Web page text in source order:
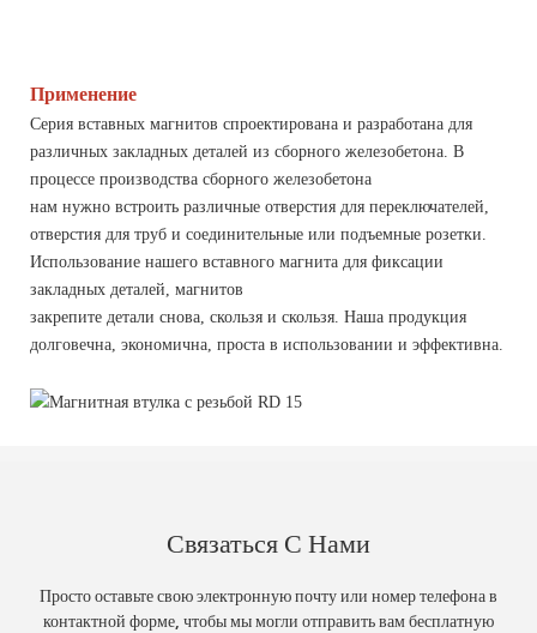
Применение
Серия вставных магнитов спроектирована и разработана для
различных закладных деталей из сборного железобетона. В
процессе производства сборного железобетона
нам нужно встроить различные отверстия для переключателей,
отверстия для труб и соединительные или подъемные розетки.
Использование нашего вставного магнита для фиксации
закладных деталей, магнитов
закрепите детали снова, скользя и скользя. Наша продукция
долговечна, экономична, проста в использовании и эффективна.
Связаться С Нами
Просто оставьте свою электронную почту или номер телефона в
контактной форме, чтобы мы могли отправить вам бесплатную